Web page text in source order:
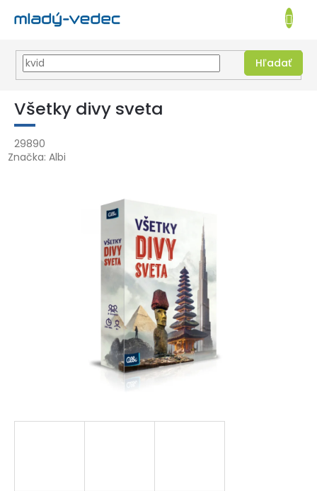
Prejsť
obsah
EUR
Hľadať
KOŠÍK
Všetky divy sveta
29890
Značka: Albi